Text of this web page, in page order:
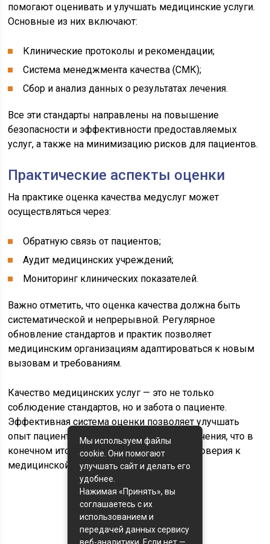
помогают оценивать и улучшать медицинские услуги.
Основные из них включают:
Клинические протоколы и рекомендации;
Система менеджмента качества (СМК);
Сбор и анализ данных о результатах лечения.
Все эти стандарты направлены на повышение
безопасности и эффективности предоставляемых
услуг, а также на минимизацию рисков для пациентов.
Практические аспекты оценки
На практике оценка качества медуслуг может
осуществляться через:
Обратную связь от пациентов;
Аудит медицинских учреждений;
Мониторинг клинических показателей.
Важно отметить, что оценка качества должна быть
систематической и непрерывной. Регулярное
обновление стандартов и практик позволяет
медицинским организациям адаптироваться к новым
вызовам и требованиям.
Качество медицинских услуг — это не только
соблюдение стандартов, но и забота о пациенте.
Эффективная система оценки позволяет улучшать
опыт пациента и повышать результаты лечения, что в
конечном итоге приводит к укреплению доверия к
медицинской системе.
Оценка статьи:
Мы используем файлы
cookie. Они помогают
улучшать сайт и делать его
удобнее.
Нажимая «Принять», вы
соглашаетесь с их
использованием и
передачей данных сервису